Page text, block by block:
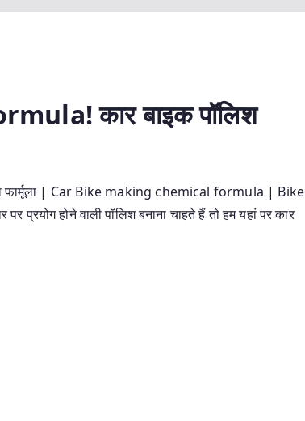
कार बाइक पॉलिश
फार्मूला | Car Bike making chemical formula | Bike
होने वाली पॉलिश बनाना चाहते हैं तो हम यहां पर कार